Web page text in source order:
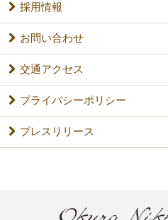
採用情報
お問い合わせ
交通アクセス
プライバシーポリシー
プレスリリース